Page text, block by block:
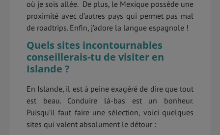
où je sois allée. De plus, le Mexique possède une
proximité avec d’autres pays qui permet pas mal
de roadtrips. Enfin, j’adore la langue espagnole !
Quels sites incontournables
conseillerais-tu de visiter en
Islande ?
En Islande, il est à peine exagéré de dire que tout
est beau. Conduire là-bas est un bonheur.
Puisqu’il faut faire une sélection, voici quelques
sites qui valent absolument le détour :